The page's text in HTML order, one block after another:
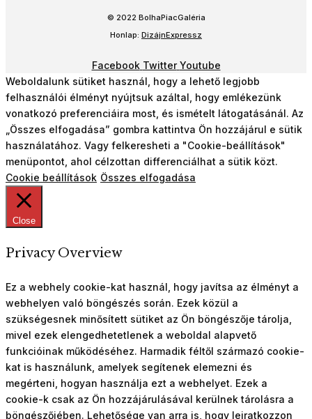
© 2022 BolhaPiacGaléria
Honlap: DizájnExpressz
Facebook Twitter Youtube
Weboldalunk sütiket használ, hogy a lehető legjobb
felhasználói élményt nyújtsuk azáltal, hogy emlékezünk
vonatkozó preferenciáira most, és ismételt látogatásánál. Az
„Összes elfogadása” gombra kattintva Ön hozzájárul e sütik
használatához. Vagy felkeresheti a "Cookie-beállítások"
menüpontot, ahol célzottan differenciálhat a sütik közt.
Cookie beállítások Összes elfogadása
Close
Privacy Overview
Ez a webhely cookie-kat használ, hogy javítsa az élményt a
webhelyen való böngészés során. Ezek közül a
szükségesnek minősített sütiket az Ön böngészője tárolja,
mivel ezek elengedhetetlenek a weboldal alapvető
funkcióinak működéséhez. Harmadik féltől származó cookie-
kat is használunk, amelyek segítenek elemezni és
megérteni, hogyan használja ezt a webhelyet. Ezek a
cookie-k csak az Ön hozzájárulásával kerülnek tárolásra a
böngészőjében. Lehetősége van arra is, hogy leiratkozzon